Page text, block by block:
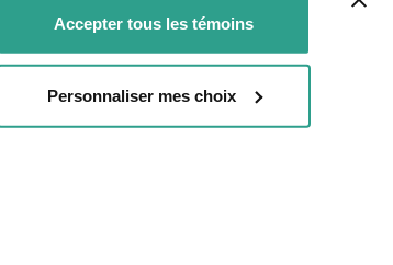
Accepter tous les témoins
Personnaliser mes choix